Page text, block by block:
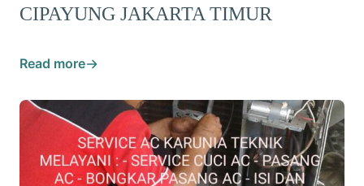
CIPAYUNG JAKARTA TIMUR
Read more